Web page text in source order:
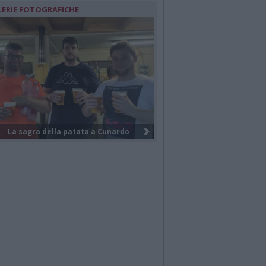
FOTOGRAFICHE
I funerali di Federico Venco